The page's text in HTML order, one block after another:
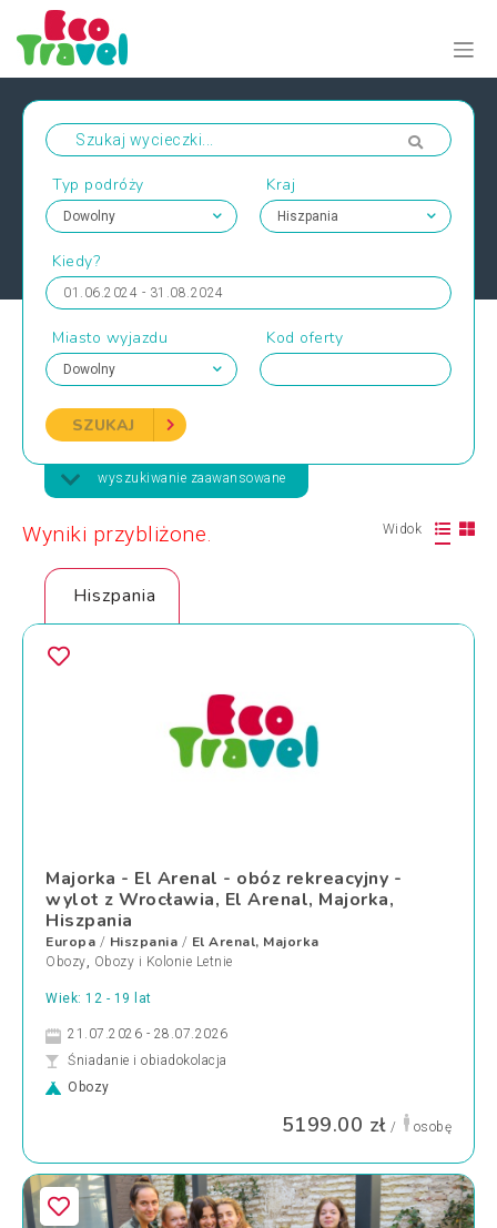
Typ podróży Kraj
Kiedy?
01.06.2024 - 31.08.2024
Miasto wyjazdu Kod oferty
SZUKAJ
wyszukiwanie zaawansowane
Wyniki przybliżone. Widok
Hiszpania
Majorka - El Arenal - obóz rekreacyjny -
wylot z Wrocławia, El Arenal, Majorka,
Hiszpania
Europa / Hiszpania / El Arenal, Majorka
Obozy, Obozy i Kolonie Letnie
Wiek: 12 - 19 lat
21.07.2026 - 28.07.2026
Śniadanie i obiadokolacja
Obozy
5199.00 zł / osobę